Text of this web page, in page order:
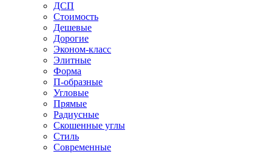
ДСП
Стоимость
Дешевые
Дорогие
Эконом-класс
Элитные
Форма
П-образные
Угловые
Прямые
Радиусные
Скошенные углы
Стиль
Современные